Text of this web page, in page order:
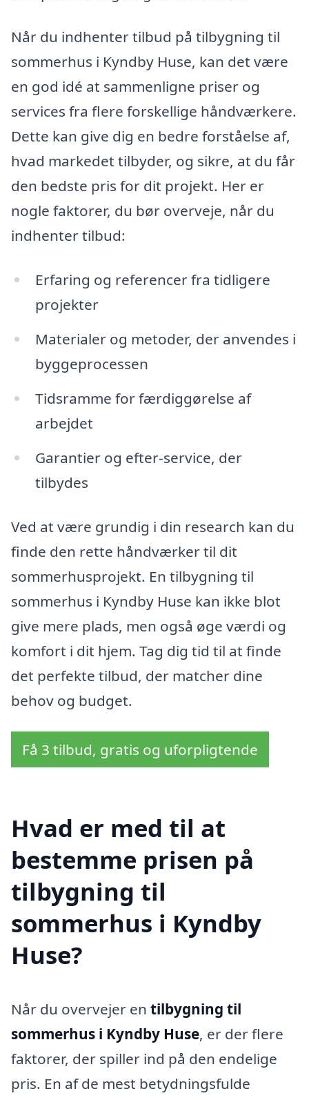
Når du indhenter tilbud på tilbygning til
sommerhus i Kyndby Huse, kan det være
en god idé at sammenligne priser og
services fra flere forskellige håndværkere.
Dette kan give dig en bedre forståelse af,
hvad markedet tilbyder, og sikre, at du får
den bedste pris for dit projekt. Her er
nogle faktorer, du bør overveje, når du
indhenter tilbud:
Erfaring og referencer fra tidligere
projekter
Materialer og metoder, der anvendes i
byggeprocessen
Tidsramme for færdiggørelse af
arbejdet
Garantier og efter-service, der
tilbydes
Ved at være grundig i din research kan du
finde den rette håndværker til dit
sommerhusprojekt. En tilbygning til
sommerhus i Kyndby Huse kan ikke blot
give mere plads, men også øge værdi og
komfort i dit hjem. Tag dig tid til at finde
det perfekte tilbud, der matcher dine
behov og budget.
Få 3 tilbud, gratis og uforpligtende
Hvad er med til at
bestemme prisen på
tilbygning til
sommerhus i Kyndby
Huse?
Når du overvejer en tilbygning til
sommerhus i Kyndby Huse, er der flere
faktorer, der spiller ind på den endelige
pris. En af de mest betydningsfulde